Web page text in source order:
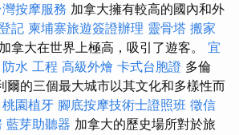
灣按摩服務 加拿大擁有較高的國內和外
記 柬埔寨旅遊簽證辦理 靈骨塔 搬家
拿大在世界上極高，吸引了遊客。 宜
防水 工程 高級外燴 卡式台胞證 多倫
爾的三個最大城市以其文化和多樣性而
桃園植牙 腳底按摩技術士證照班 徵信
藍芽助聽器 加拿大的歷史場所對於旅